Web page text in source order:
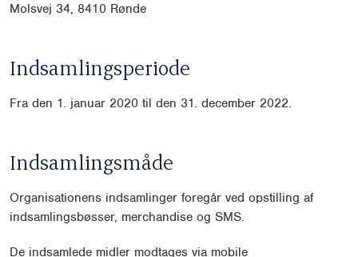
Molsvej 34, 8410 Rønde
Indsamlingsperiode
Fra den 1. januar 2020 til den 31. december 2022.
Indsamlingsmåde
Organisationens indsamlinger foregår ved opstilling af
indsamlingsbøsser, merchandise og SMS.
De indsamlede midler modtages via mobile